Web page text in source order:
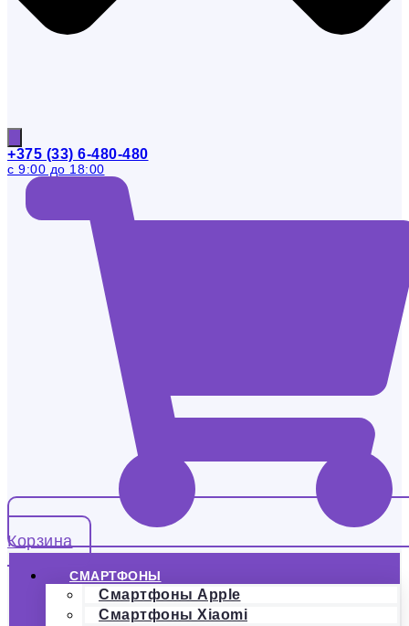
+375 (33) 6-480-480
с 9:00 до 18:00
Корзина
СМАРТФОНЫ
Смартфоны Apple
Смартфоны Xiaomi